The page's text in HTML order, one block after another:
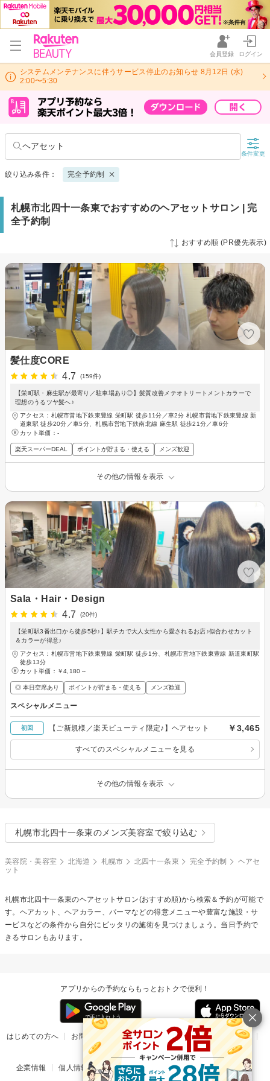
会員登録 ログイン
システムメンテナンスに伴うサービス停止のお知らせ 8月12日 (水)
2:00〜5:30
ヘアセット
条件変更
絞り込み条件： 完全予約制
札幌市北四十一条東でおすすめのヘアセットサロン | 完
全予約制
おすすめ順 (PR優先表示)
髪仕度CORE
4.7
(159件)
【栄町駅・麻生駅が最寄り／駐車場あり◎】髪質改善メテオトリートメントカラーで
理想のうるツヤ髪へ♪
アクセス：札幌市営地下鉄東豊線 栄町駅 徒歩11分／車2分 札幌市営地下鉄東豊線 新
道東駅 徒歩20分／車5分、札幌市営地下鉄南北線 麻生駅 徒歩21分／車6分
カット単価： -
楽天スーパーDEAL ポイントが貯まる・使える メンズ歓迎
その他の情報を表示
Sala・Hair・Design
4.7
(20件)
【栄町駅3番出口から徒歩5秒♪】駅チカで大人女性から愛されるお店♪似合わせカット
＆カラーが得意♪
アクセス：札幌市営地下鉄東豊線 栄町駅 徒歩1分、札幌市営地下鉄東豊線 新道東町駅
徒歩13分
カット単価： ￥4,180～
◎ 本日空席あり ポイントが貯まる・使える メンズ歓迎
スペシャルメニュー
初回 【ご新規様／楽天ビューティ限定♪】ヘアセット ￥3,465
すべてのスペシャルメニューを見る
その他の情報を表示
札幌市北四十一条東のメンズ美容室で絞り込む
美容院・美容室 北海道 札幌市 北四十一条東 完全予約制
ヘアセ
ット
札幌市北四十一条東のヘアセットサロン(おすすめ順)から検索＆予約が可能で
す。ヘアカット、ヘアカラー、パーマなどの得意メニューや豊富な施設・サ
ービスなどの条件から自分にピッタリの施術を見つけましょう。当日予約で
きるサロンもあります。
アプリからの予約ならもっとおトクで便利！
はじめての方へ お問い合わせ ヘルプ リリース情報
利用規約
掲載ご希望のサロン様
企業情報 個人情報保護方針 楽天のサービス一覧 アプリ一覧